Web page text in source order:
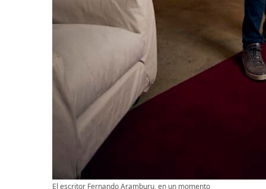
El escritor Fernando Aramburu, en un momento